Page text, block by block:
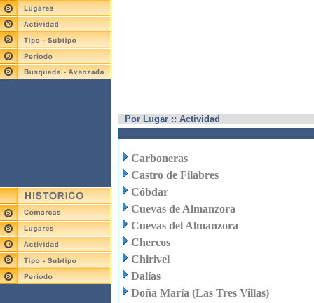
Por Lugar :: Actividad
Carboneras
Castro de Filabres
Cóbdar
Cuevas de Almanzora
Cuevas del Almanzora
Chercos
Chirivel
Dalías
Doña María (Las Tres Villas)